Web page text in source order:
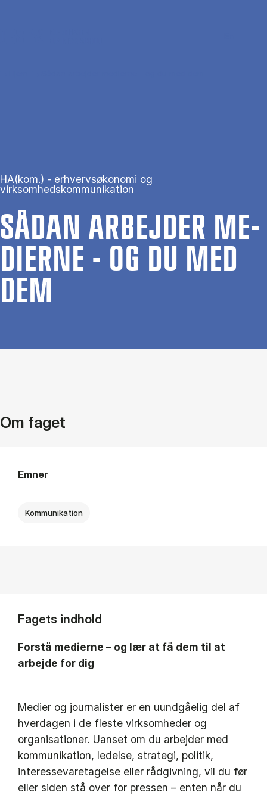
HA(kom.) - erhvervsøkonomi og
virksomhedskommunikation
SÅ­DAN AR­BEJ­DER ME­
DI­ER­NE - OG DU MED
DEM
Om faget
Emner
Kommunikation
Fagets indhold
Forstå medierne – og lær at få dem til at
arbejde for dig
Medier og journalister er en uundgåelig del af
hverdagen i de fleste virksomheder og
organisationer. Uanset om du arbejder med
kommunikation, ledelse, strategi, politik,
interessevaretagelse eller rådgivning, vil du før
eller siden stå over for pressen – enten når du